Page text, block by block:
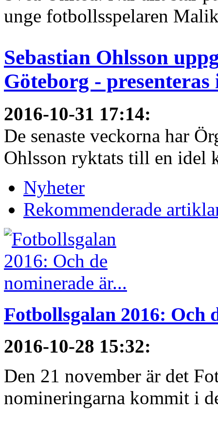
unge fotbollsspelaren
Sebastian Ohlsson
Göteborg -
2016-10-31 17:14:
De senaste veckorna har
Ohlsson ryktats till en idel
Nyheter
Rekommenderade
Fotbollsgalan 2016: Och
2016-10-28 15:32:
Den 21 november är det
nomineringarna kommit i